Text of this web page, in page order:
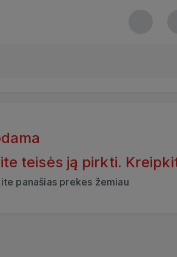
teisės ją pirkti.
panašias prekes žemiau